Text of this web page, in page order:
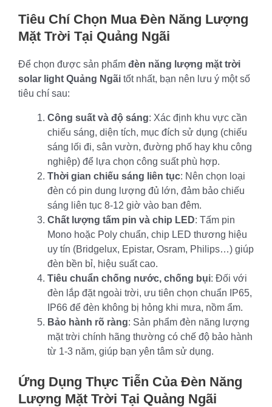
Tiêu Chí Chọn Mua Đèn Năng Lượng
Mặt Trời Tại Quảng Ngãi
Để chọn được sản phẩm đèn năng lượng mặt trời
solar light Quảng Ngãi tốt nhất, bạn nên lưu ý một số
tiêu chí sau:
Công suất và độ sáng: Xác định khu vực cần
chiếu sáng, diện tích, mục đích sử dụng (chiếu
sáng lối đi, sân vườn, đường phố hay khu công
nghiệp) để lựa chọn công suất phù hợp.
Thời gian chiếu sáng liên tục: Nên chọn loại
đèn có pin dung lượng đủ lớn, đảm bảo chiếu
sáng liên tục 8-12 giờ vào ban đêm.
Chất lượng tấm pin và chip LED: Tấm pin
Mono hoặc Poly chuẩn, chip LED thương hiệu
uy tín (Bridgelux, Epistar, Osram, Philips…) giúp
đèn bền bỉ, hiệu suất cao.
Tiêu chuẩn chống nước, chống bụi: Đối với
đèn lắp đặt ngoài trời, ưu tiên chọn chuẩn IP65,
IP66 để đèn không bị hỏng khi mưa, nồm ẩm.
Bảo hành rõ ràng: Sản phẩm đèn năng lượng
mặt trời chính hãng thường có chế độ bảo hành
từ 1-3 năm, giúp bạn yên tâm sử dụng.
Ứng Dụng Thực Tiễn Của Đèn Năng
Lượng Mặt Trời Tại Quảng Ngãi